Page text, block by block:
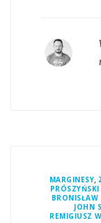
MARGINESY,
JOHN
REMIGIUSZ